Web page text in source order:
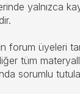
yalnızca
üyeleri
tüm
sorumlu